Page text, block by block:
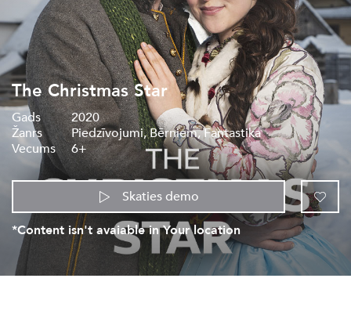
The Christmas Star
Gads
2020
Žanrs
Piedzīvojumi, Bērniem, Fantastika
Vecums
6+
Skaties demo
*Content isn't avaiable in Your location